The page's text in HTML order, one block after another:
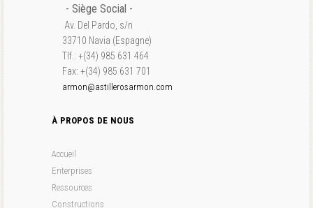
- Siège Social -
Av. Del Pardo, s/n
33710 Navia (Espagne)
Tlf.: +(34) 985 631 464
Fax: +(34) 985 631 701
armon@astillerosarmon.com
À PROPOS DE NOUS
Accueil
Enterprises
Ressources
Constructions